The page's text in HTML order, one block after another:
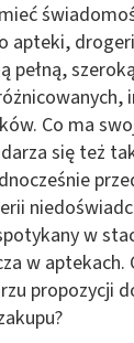
apteki,
pełną,
Co ma
się też
w
w
propozycji